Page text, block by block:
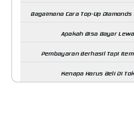
Bagaimana Cara Top-Up
Apakah Bisa Bayar
Pembayaran Berhasil Tapi
Kenapa Harus Beli Di